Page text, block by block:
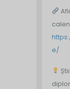
e/